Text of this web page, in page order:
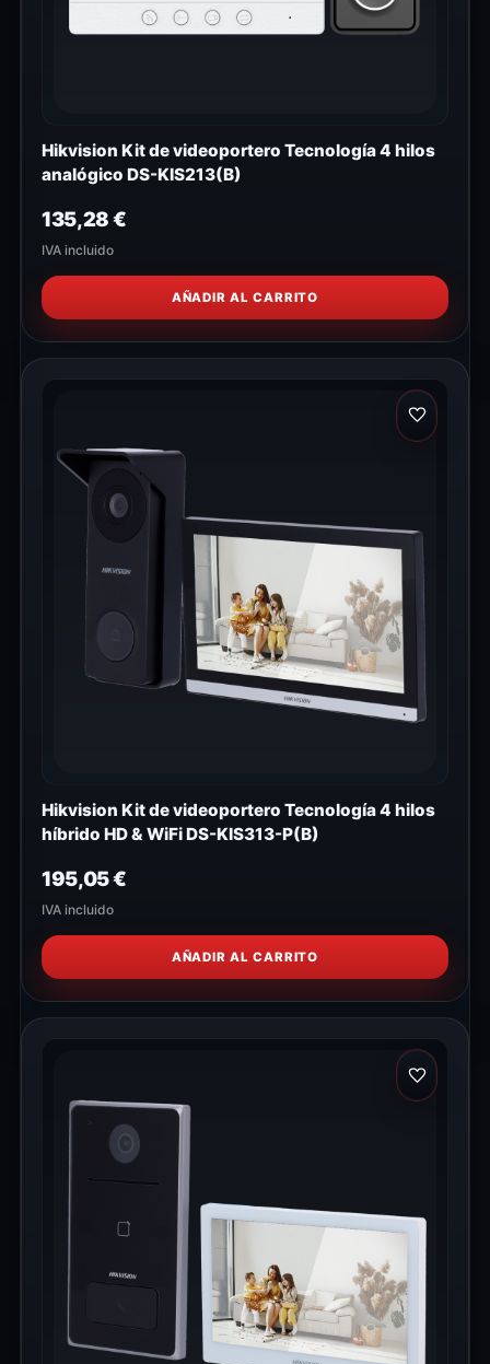
Hikvision Kit de videoportero Tecnología 4 hilos
analógico DS-KIS213(B)
135,28€
IVA incluido
AÑADIR AL CARRITO
Hikvision Kit de videoportero Tecnología 4 hilos
híbrido HD & WiFi DS-KIS313-P(B)
195,05€
IVA incluido
AÑADIR AL CARRITO